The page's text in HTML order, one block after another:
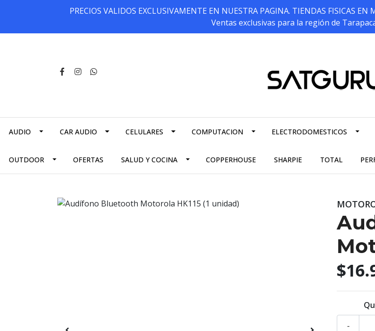
PRECIOS VALIDOS EXCLUSIVAMENTE EN NUESTRA PAGINA. TIENDAS FISICAS
Ventas exclusivas para la región de
AUDIO CAR AUDIO CELULARES COMPUTACION ELECTRODOMESTICOS
OUTDOOR OFERTAS SALUD Y COCINA COPPERHOUSE SHARPIE TOTAL
-